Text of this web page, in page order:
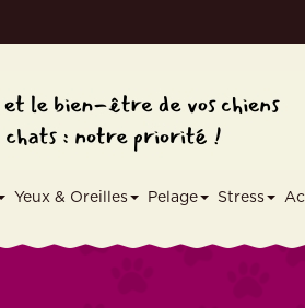
Yeux & Oreilles Pelage Stress